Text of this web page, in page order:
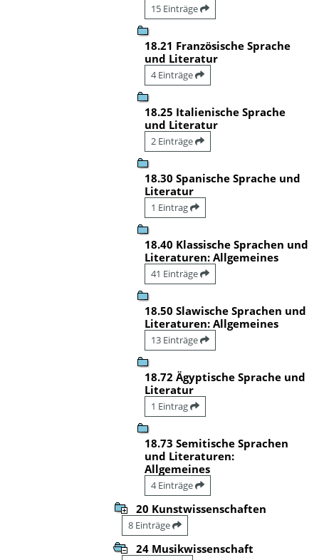
15 Einträge
18.21 Französische Sprache
und Literatur
4 Einträge
18.25 Italienische Sprache
und Literatur
2 Einträge
18.30 Spanische Sprache und
Literatur
1 Eintrag
18.40 Klassische Sprachen und
Literaturen: Allgemeines
41 Einträge
18.50 Slawische Sprachen und
Literaturen: Allgemeines
13 Einträge
18.72 Ägyptische Sprache und
Literatur
1 Eintrag
18.73 Semitische Sprachen
und Literaturen:
Allgemeines
4 Einträge
20 Kunstwissenschaften
8 Einträge
24 Musikwissenschaft